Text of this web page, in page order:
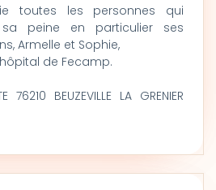
toutes les personnes qui
peine en particulier ses
Armelle et Sophie,
de Fecamp.
76210 BEUZEVILLE LA GRENIER